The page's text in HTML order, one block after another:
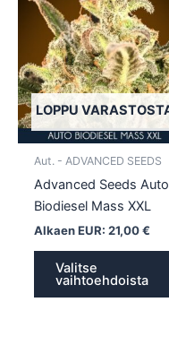
LOPPU
Aut. - ADVANCED SEEDS
Advanced Seeds Auto
Biodiesel Mass XXL
Alkaen EUR: 21,00€
Valitse
vaihtoehdoista